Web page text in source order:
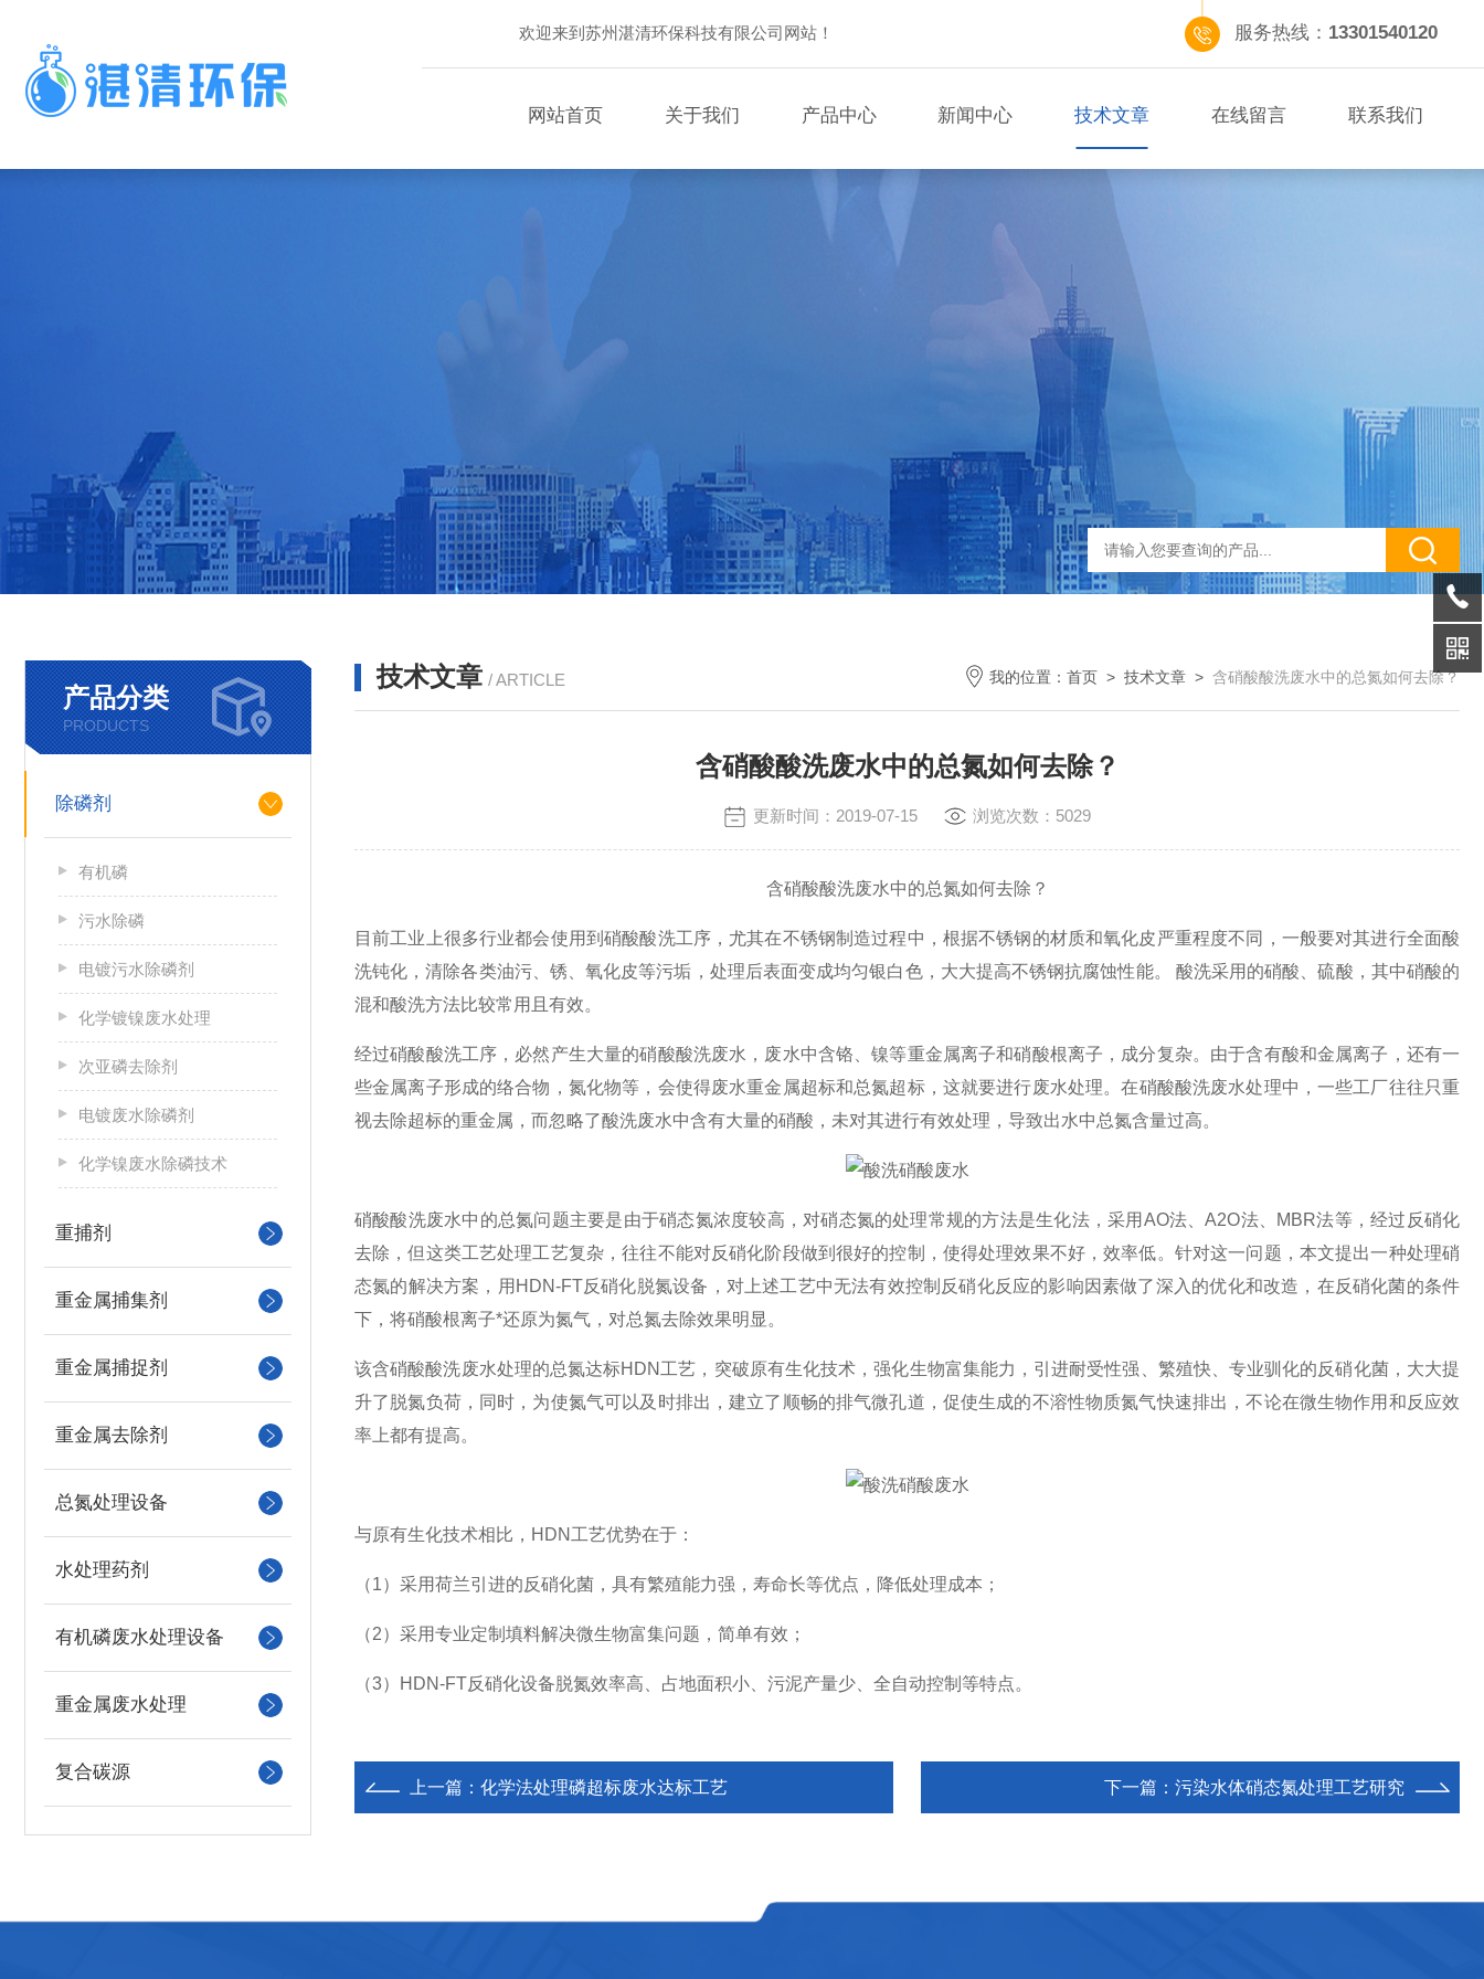
欢迎来到苏州湛清环保科技有限公司网站！ 服务热线： 13301540120
网站首页 关于我们 产品中心 新闻中心 技术文章 在线留言 联系我们
产品分类
PRODUCTS
除磷剂
有机磷
污水除磷
电镀污水除磷剂
化学镀镍废水处理
次亚磷去除剂
电镀废水除磷剂
化学镍废水除磷技术
重捕剂
重金属捕集剂
重金属捕捉剂
重金属去除剂
总氮处理设备
水处理药剂
有机磷废水处理设备
重金属废水处理
复合碳源
技术文章 / ARTICLE 我的位置： 首页 > 技术文章 > 含硝酸酸洗废水中的总氮如何去除？
含硝酸酸洗废水中的总氮如何去除？
更新时间：2019-07-15 浏览次数：5029
含硝酸酸洗废水中的总氮如何去除？
目前工业上很多行业都会使用到硝酸酸洗工序，尤其在不锈钢制造过程中，根据不锈钢的材质和氧化皮严重程度不同，一般要对其进行全面酸
洗钝化，清除各类油污、锈、氧化皮等污垢，处理后表面变成均匀银白色，大大提高不锈钢抗腐蚀性能。 酸洗采用的硝酸、硫酸，其中硝酸的
混和酸洗方法比较常用且有效。
经过硝酸酸洗工序，必然产生大量的硝酸酸洗废水，废水中含铬、镍等重金属离子和硝酸根离子，成分复杂。由于含有酸和金属离子，还有一
些金属离子形成的络合物，氮化物等，会使得废水重金属超标和总氮超标，这就要进行废水处理。在硝酸酸洗废水处理中，一些工厂往往只重
视去除超标的重金属，而忽略了酸洗废水中含有大量的硝酸，未对其进行有效处理，导致出水中总氮含量过高。
硝酸酸洗废水中的总氮问题主要是由于硝态氮浓度较高，对硝态氮的处理常规的方法是生化法，采用AO法、A2O法、MBR法等，经过反硝化
去除，但这类工艺处理工艺复杂，往往不能对反硝化阶段做到很好的控制，使得处理效果不好，效率低。针对这一问题，本文提出一种处理硝
态氮的解决方案，用HDN-FT反硝化脱氮设备，对上述工艺中无法有效控制反硝化反应的影响因素做了深入的优化和改造，在反硝化菌的条件
下，将硝酸根离子*还原为氮气，对总氮去除效果明显。
该含硝酸酸洗废水处理的总氮达标HDN工艺，突破原有生化技术，强化生物富集能力，引进耐受性强、繁殖快、专业驯化的反硝化菌，大大提
升了脱氮负荷，同时，为使氮气可以及时排出，建立了顺畅的排气微孔道，促使生成的不溶性物质氮气快速排出，不论在微生物作用和反应效
率上都有提高。
与原有生化技术相比，HDN工艺优势在于：
（1）采用荷兰引进的反硝化菌，具有繁殖能力强，寿命长等优点，降低处理成本；
（2）采用专业定制填料解决微生物富集问题，简单有效；
（3） HDN-FT反硝化设备脱氮效率高、占地面积小、污泥产量少、全自动控制等特点。
上一篇： 化学法处理磷超标废水达标工艺 下一篇： 污染水体硝态氮处理工艺研究